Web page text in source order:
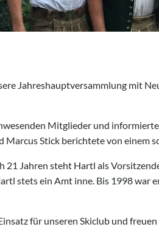
Jahreshauptversammlung mit
Mitglieder und
Stick berichtete von einem
21 Jahren steht Hartl als
stets ein Amt inne. Bis 1998 war
für unseren Skiclub und